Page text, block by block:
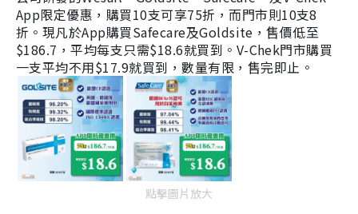
App限定優惠，購買10支可享75折，而門市則10支8
折。現凡於App購買Safecare及Goldsite，售價低至
$186.7，平均每支只需$18.6就買到。V-Chek門市購買
一支平均不用$17.9就買到，數量有限，售完即止。
點擊圖片放大